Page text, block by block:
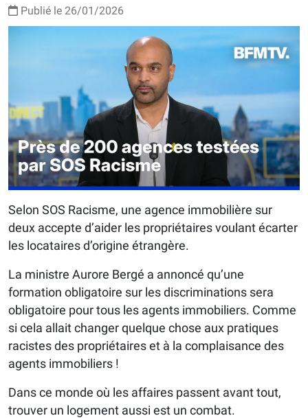
Publié le 26/01/2026
Selon SOS Racisme, une agence immobilière sur
deux accepte d’aider les propriétaires voulant écarter
les locataires d’origine étrangère.
La ministre Aurore Bergé a annoncé qu’une
formation obligatoire sur les discriminations sera
obligatoire pour tous les agents immobiliers. Comme
si cela allait changer quelque chose aux pratiques
racistes des propriétaires et à la complaisance des
agents immobiliers !
Dans ce monde où les affaires passent avant tout,
trouver un logement aussi est un combat.